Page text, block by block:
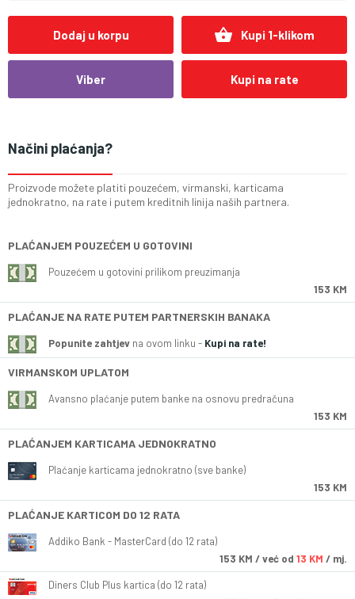
Dodaj u korpu shopping_basket Kupi 1-klikom
Viber Kupi na rate
Načini plaćanja?
Proizvode možete platiti pouzećem, virmanski, karticama
jednokratno, na rate i putem kreditnih linija naših partnera.
PLAĆANJEM POUZEĆEM U GOTOVINI
Pouzećem u gotovini prilikom preuzimanja
153 KM
PLAĆANJE NA RATE PUTEM PARTNERSKIH BANAKA
Popunite zahtjev na ovom linku - Kupi na rate!
VIRMANSKOM UPLATOM
Avansno plaćanje putem banke na osnovu predračuna
153 KM
PLAĆANJEM KARTICAMA JEDNOKRATNO
Plaćanje karticama jednokratno (sve banke)
153 KM
PLAĆANJE KARTICOM DO 12 RATA
Addiko Bank - MasterCard (do 12 rata)
153 KM / već od 13 KM / mj.
Diners Club Plus kartica (do 12 rata)